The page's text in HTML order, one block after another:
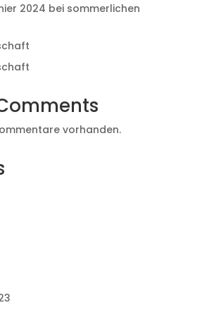
2024 bei sommerlichen
vorhanden.